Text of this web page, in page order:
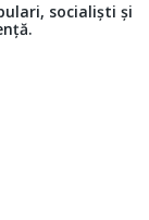
socialiști și